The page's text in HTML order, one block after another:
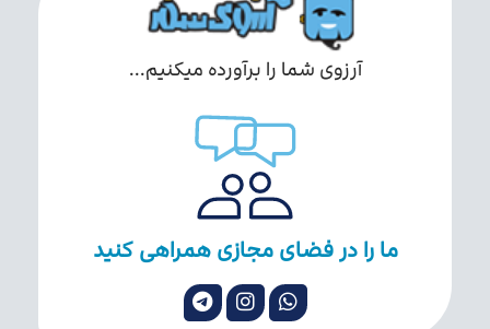
آرزوی شما را برآورده میکنیم...
ما را در فضای مجازی همراهی کنید